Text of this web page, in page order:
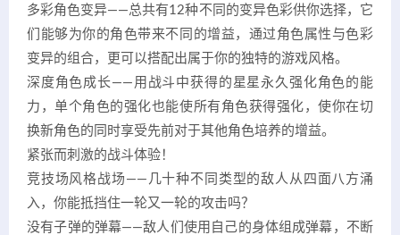
多彩角色变异——总共有12种不同的变异色彩供你选择，它
们能够为你的角色带来不同的增益，通过角色属性与色彩
变异的组合，更可以搭配出属于你的独特的游戏风格。
深度角色成长——用战斗中获得的星星永久强化角色的能
力，单个角色的强化也能使所有角色获得强化，使你在切
换新角色的同时享受先前对于其他角色培养的增益。
紧张而刺激的战斗体验！
竞技场风格战场——几十种不同类型的敌人从四面八方涌
入，你能抵挡住一轮又一轮的攻击吗？
没有子弹的弹幕——敌人们使用自己的身体组成弹幕，不断